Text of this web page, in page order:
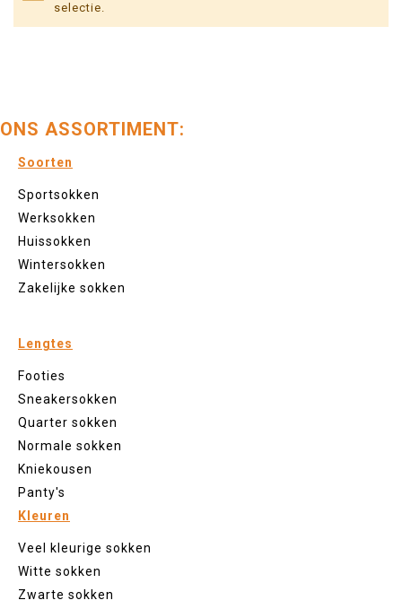
selectie.
ONS ASSORTIMENT:
Soorten
Sportsokken
Werksokken
Huissokken
Wintersokken
Zakelijke sokken
Lengtes
Footies
Sneakersokken
Quarter sokken
Normale sokken
Kniekousen
Panty's
Kleuren
Veel kleurige sokken
Witte sokken
Zwarte sokken